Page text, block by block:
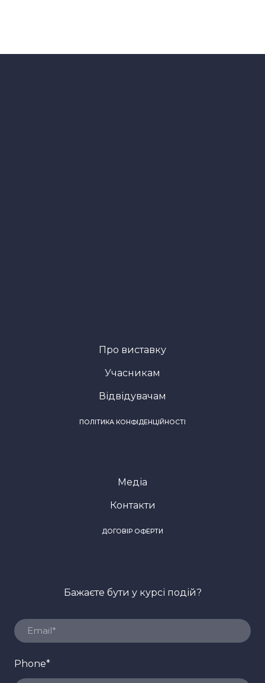
Про виставку
Учасникам
Відвідувачам
ПОЛІТИКА КОНФІДЕНЦІЙНОСТІ
Медіа
Контакти
ДОГОВІР ОФЕРТИ
Бажаєте бути у курсі подій?
Phone*